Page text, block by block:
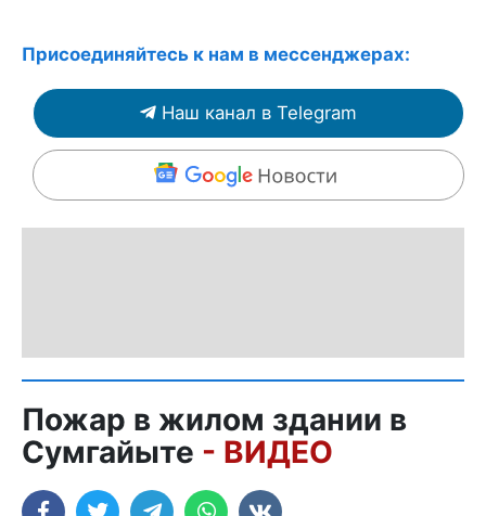
Присоединяйтесь к нам в мессенджерах:
Наш канал в Telegram
Пожар в жилом здании в
Сумгайыте - ВИДЕО